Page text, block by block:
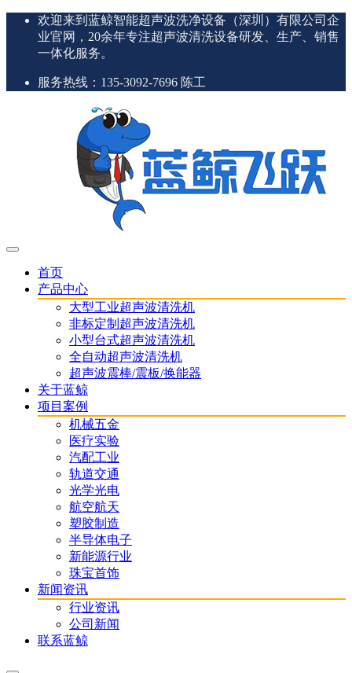
欢迎来到蓝鲸智能超声波洗净设备（深圳）有限公司企
业官网，20余年专注超声波清洗设备研发、生产、销售
一体化服务。
服务热线：135-3092-7696 陈工
首页
产品中心
大型工业超声波清洗机
非标定制超声波清洗机
小型台式超声波清洗机
全自动超声波清洗机
超声波震棒/震板/换能器
关于蓝鲸
项目案例
机械五金
医疗实验
汽配工业
轨道交通
光学光电
航空航天
塑胶制造
半导体电子
新能源行业
珠宝首饰
新闻资讯
行业资讯
公司新闻
联系蓝鲸